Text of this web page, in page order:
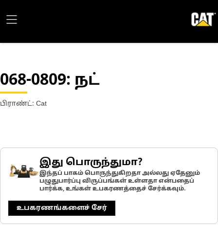
068-0809: நட்
பிராண்ட்: Cat
இது பொருந்துமா?
இந்தப் பாகம் பொருந்துகிறதா அல்லது ஏதேனும்
பழுதுபார்ப்பு விருப்பங்கள் உள்ளதா என்பதைப்
பார்க்க, உங்கள் உபகரணத்தைச் சேர்க்கவும்.
உபகரணங்களைச் சேர்